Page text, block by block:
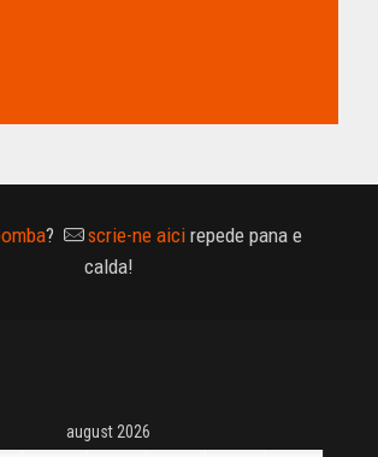
? scrie-ne aici repede pana e
calda!
august 2026